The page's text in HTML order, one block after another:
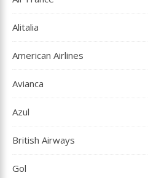
Alitalia
American Airlines
Avianca
Azul
British Airways
Gol